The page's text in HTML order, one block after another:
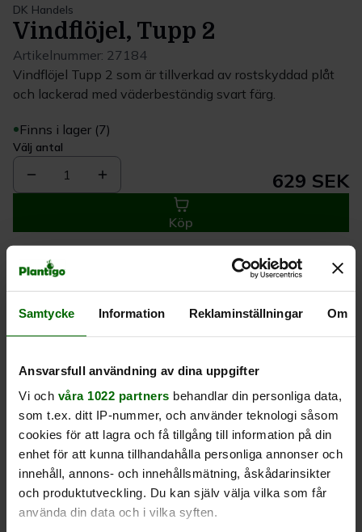
Samtycke Information Reklaminställningar Om
Ansvarsfull användning av dina uppgifter
Vi och våra 1022 partners behandlar din personliga data,
som t.ex. ditt IP-nummer, och använder teknologi såsom
cookies för att lagra och få tillgång till information på din
enhet för att kunna tillhandahålla personliga annonser och
innehåll, annons- och innehållsmätning, åskådarinsikter
och produktutveckling. Du kan själv välja vilka som får
använda din data och i vilka syften.
DK Handels
Vindflöjel, Tupp 2
Artikelnummer: 27184
Vindflöjel Tupp 2 som är tillverkad av rostskyddad plåt
och lackerad med väderbeständig svart färg.
Finns i lager (7)
Välj antal
1 629 SEK
Köp
Leverans 1-
3 dagar
Kvalitet till
rätt pris
Eget lager allt i
en leverans
Produktrecensioner
Liknande produkter